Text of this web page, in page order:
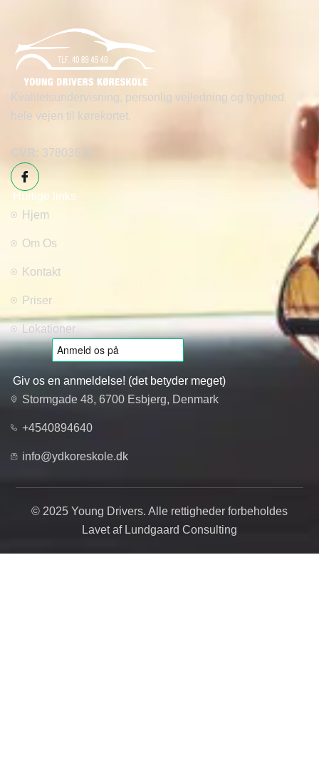
Kvalitetsundervisning, personlig vejledning og tryghed
hele vejen til kørekortet.
CVR: 37803626
Hurtige links
Hjem
Om Os
Kontakt
Priser
Lokationer
Giv os en anmeldelse! (det betyder meget)
Stormgade 48, 6700 Esbjerg, Denmark
+4540894640
info@ydkoreskole.dk
© 2025 Young Drivers. Alle rettigheder forbeholdes
Lavet af Lundgaard Consulting